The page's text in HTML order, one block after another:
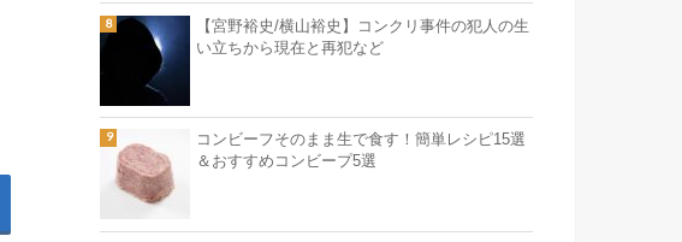
【宮野裕史/横山裕史】コンクリ事件の犯人の生
い立ちから現在と再犯など
コンビーフそのまま生で食す！簡単レシピ15選
＆おすすめコンビープ5選